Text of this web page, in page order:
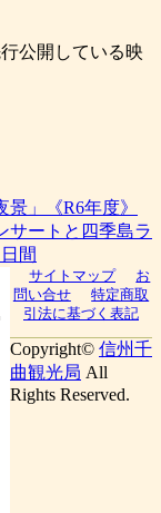
公開している映
」《R6年度》
サートと四季島ラ
間
サイトマップ
お
問い合せ
特定商取
引法に基づく表記
Copyright© 信州千
曲観光局 All
Rights Reserved.